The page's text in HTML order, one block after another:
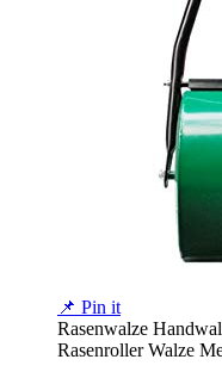
📌 Pin it
Rasenwalze
Rasenroller Walze